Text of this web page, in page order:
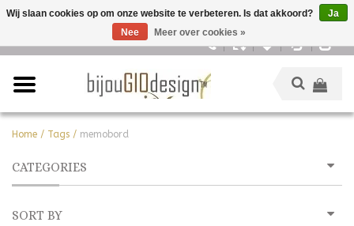
Home / Tags / memobord
CATEGORIES
SORT BY
Wij slaan cookies op om onze website te verbeteren. Is dat akkoord?
Ja
Nee
Meer over cookies »